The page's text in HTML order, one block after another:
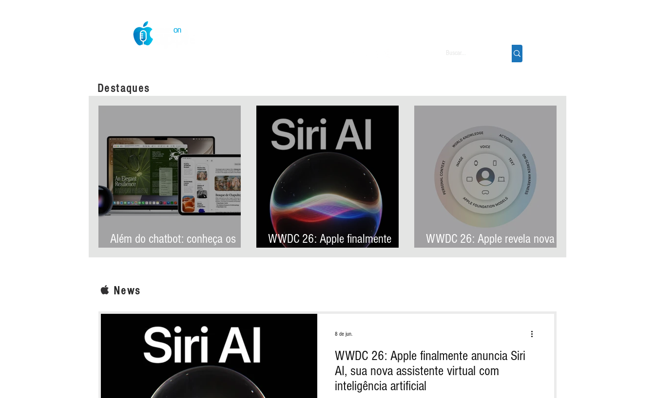
Destaques
Além do chatbot: conheça os
recursos que transformarão a
ambiciosa da história da Apple
WWDC 26: Apple finalmente
anuncia Siri AI, sua nova
WWDC 26: Apple revela nova
arquitetura de IA para levar
News
WWDC 26: Apple finalmente anuncia Siri
AI, sua nova assistente virtual com
inteligência artificial
8 de jun.